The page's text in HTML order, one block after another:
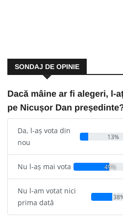
SONDAJ DE OPINIE
Dacă mâine ar fi alegeri, l-
pe Nicușor Dan
Da, l-aș vota din
nou
13%
Nu l-aș mai vota 49%
Nu l-am votat nici
prima dată